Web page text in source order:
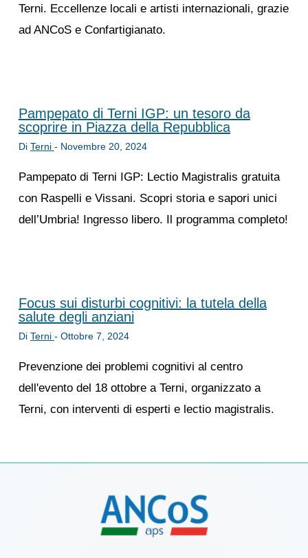
Terni. Eccellenze locali e artisti internazionali, grazie
ad ANCoS e Confartigianato.
Pampepato di Terni IGP: un tesoro da
scoprire in Piazza della Repubblica
Di Terni - Novembre 20, 2024
Pampepato di Terni IGP: Lectio Magistralis gratuita
con Raspelli e Vissani. Scopri storia e sapori unici
dell’Umbria! Ingresso libero. Il programma completo!
Focus sui disturbi cognitivi: la tutela della
salute degli anziani
Di Terni - Ottobre 7, 2024
Prevenzione dei problemi cognitivi al centro
dell'evento del 18 ottobre a Terni, organizzato a
Terni, con interventi di esperti e lectio magistralis.